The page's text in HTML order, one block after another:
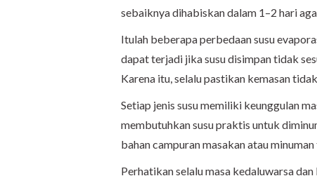
sebaiknya dihabiskan dalam 1–2 hari
Itulah beberapa perbedaan susu
dapat terjadi jika susu disimpan tidak
Karena itu, selalu pastikan kemasan
Setiap jenis susu memiliki keunggulan
membutuhkan susu praktis untuk
bahan campuran masakan atau
Perhatikan selalu masa kedaluwarsa